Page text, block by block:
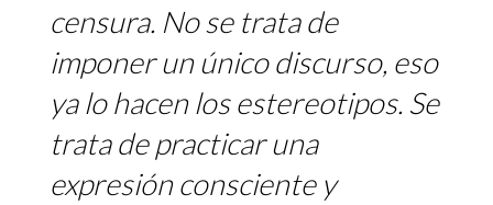
censura. No se trata de
imponer un único discurso, eso
ya lo hacen los estereotipos. Se
trata de practicar una
expresión consciente y